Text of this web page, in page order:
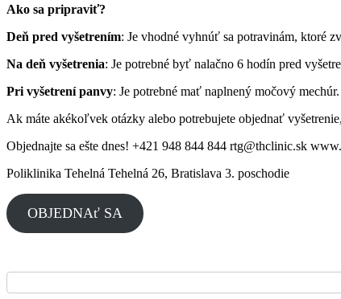
Ako sa pripraviť?
Deň pred vyšetrením: Je vhodné vyhnúť sa potravinám, ktoré
Na deň vyšetrenia: Je potrebné byť nalačno 6 hodín pred
Pri vyšetrení panvy: Je potrebné mať naplnený močový
Ak máte akékoľvek otázky alebo potrebujete objednať
Objednajte sa ešte dnes! +421 948 844 844 rtg@thclinic.sk
Poliklinika Tehelná Tehelná 26, Bratislava 3. poschodie
OBJEDNAť SA